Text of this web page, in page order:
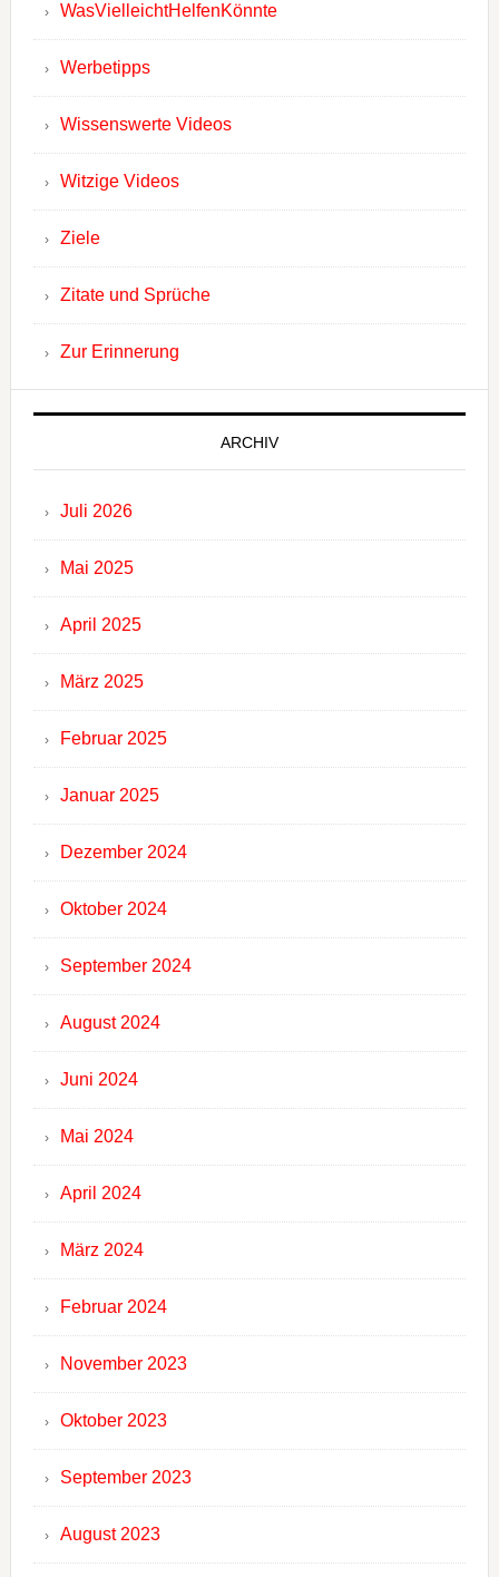
WasVielleichtHelfenKönnte
Werbetipps
Wissenswerte Videos
Witzige Videos
Ziele
Zitate und Sprüche
Zur Erinnerung
ARCHIV
Juli 2026
Mai 2025
April 2025
März 2025
Februar 2025
Januar 2025
Dezember 2024
Oktober 2024
September 2024
August 2024
Juni 2024
Mai 2024
April 2024
März 2024
Februar 2024
November 2023
Oktober 2023
September 2023
August 2023